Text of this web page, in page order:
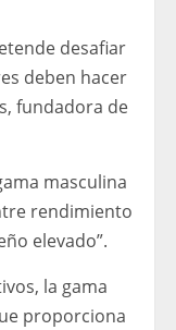
desafiar
deben hacer
fundadora de
masculina
rendimiento
elevado”.
la gama
proporciona